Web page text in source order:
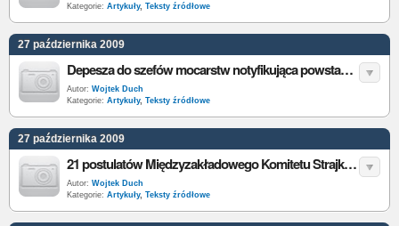
Kategorie: Artykuły, Teksty źródłowe
27 października 2009
Depesza do szefów mocarstw notyfikująca powstanie Państwa Polskiego (16 listopada 1918 r.)
Autor: Wojtek Duch
Kategorie: Artykuły, Teksty źródłowe
27 października 2009
21 postulatów Międzyzakładowego Komitetu Strajkowego (17 sierpnia 1980 r.)
Autor: Wojtek Duch
Kategorie: Artykuły, Teksty źródłowe